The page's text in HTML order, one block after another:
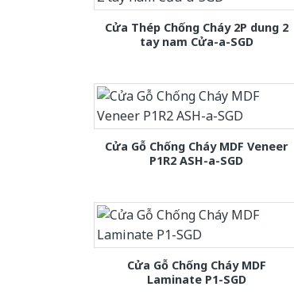
Cửa Thép Chống Cháy 2P dung 2
tay nam Cửa-a-SGD
Cửa Gỗ Chống Cháy MDF Veneer
P1R2 ASH-a-SGD
Cửa Gỗ Chống Cháy MDF
Laminate P1-SGD